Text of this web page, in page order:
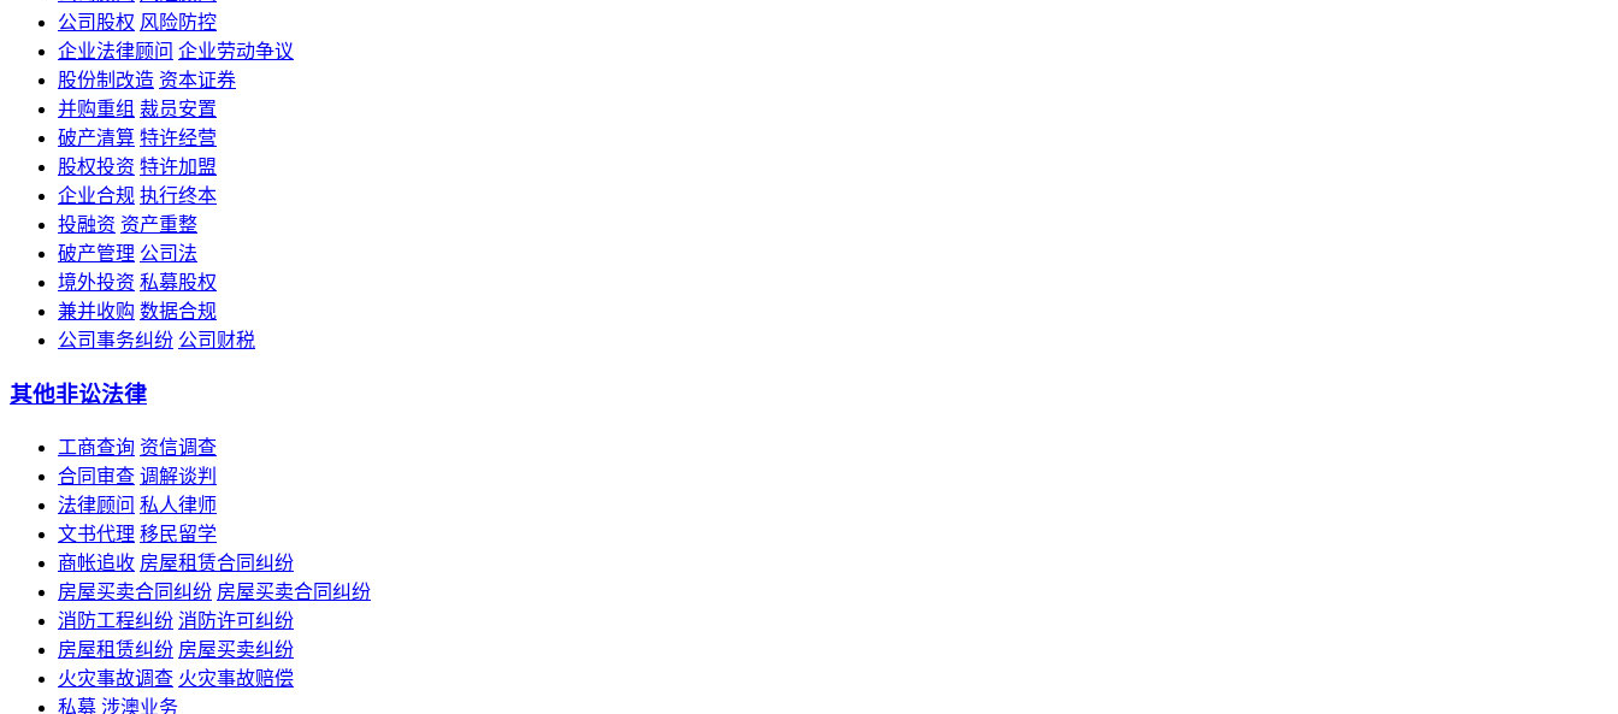
公司股权 风险防控
企业法律顾问 企业劳动争议
股份制改造 资本证券
并购重组 裁员安置
破产清算 特许经营
股权投资 特许加盟
企业合规 执行终本
投融资 资产重整
破产管理 公司法
境外投资 私募股权
兼并收购 数据合规
公司事务纠纷 公司财税
其他非讼法律
工商查询 资信调查
合同审查 调解谈判
法律顾问 私人律师
文书代理 移民留学
商帐追收 房屋租赁合同纠纷
房屋买卖合同纠纷 房屋买卖合同纠纷
消防工程纠纷 消防许可纠纷
房屋租赁纠纷 房屋买卖纠纷
火灾事故调查 火灾事故赔偿
私募 涉澳业务